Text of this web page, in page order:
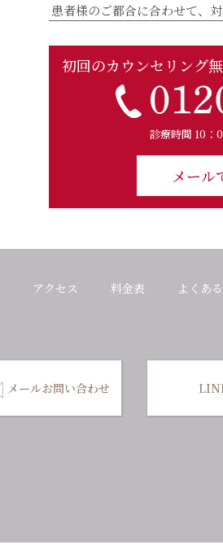
患者様のご都合に合わせて、
初回のカウンセリング無
診療時間 10
メール
アクセス 料金表 よくあ
メールお問い合わせ